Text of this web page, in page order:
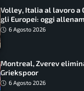
Volley, Italia al lavoro a
gli Europei: oggi
tifosi
6 Agosto 2026
Montreal, Zverev
Griekspoor
6 Agosto 2026